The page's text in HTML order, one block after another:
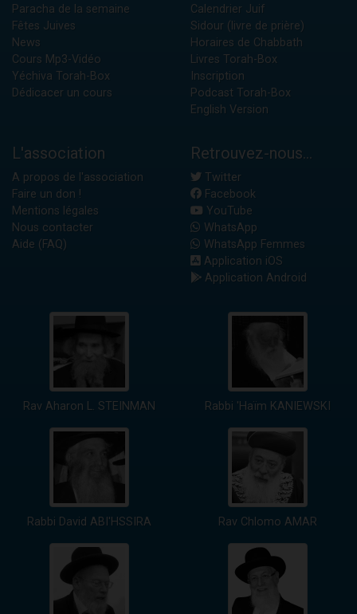
Paracha de la semaine
Fêtes Juives
News
Cours Mp3-Vidéo
Yéchiva Torah-Box
Dédicacer un cours
Calendrier Juif
Sidour (livre de prière)
Horaires de Chabbath
Livres Torah-Box
Inscription
Podcast Torah-Box
English Version
L'association
A propos de l'association
Faire un don !
Mentions légales
Nous contacter
Aide (FAQ)
Retrouvez-nous...
Twitter
Facebook
YouTube
WhatsApp
WhatsApp Femmes
Application iOS
Application Android
Rav Aharon L. STEINMAN Rabbi 'Haïm KANIEWSKI
Rabbi David ABI'HSSIRA Rav Chlomo AMAR